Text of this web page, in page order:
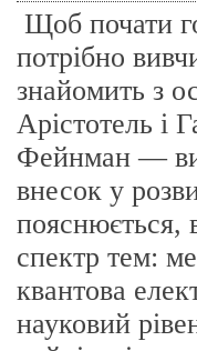
Щоб почати
потрібно
знайомить з
Арістотель і
Фейнман —
внесок у
пояснюється,
спектр тем:
квантова
науковий